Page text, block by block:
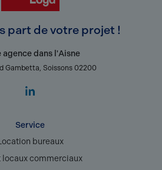
part de votre projet !
agence dans l'Aisne
Gambetta, Soissons 02200
Service
bureaux
locaux commerciaux